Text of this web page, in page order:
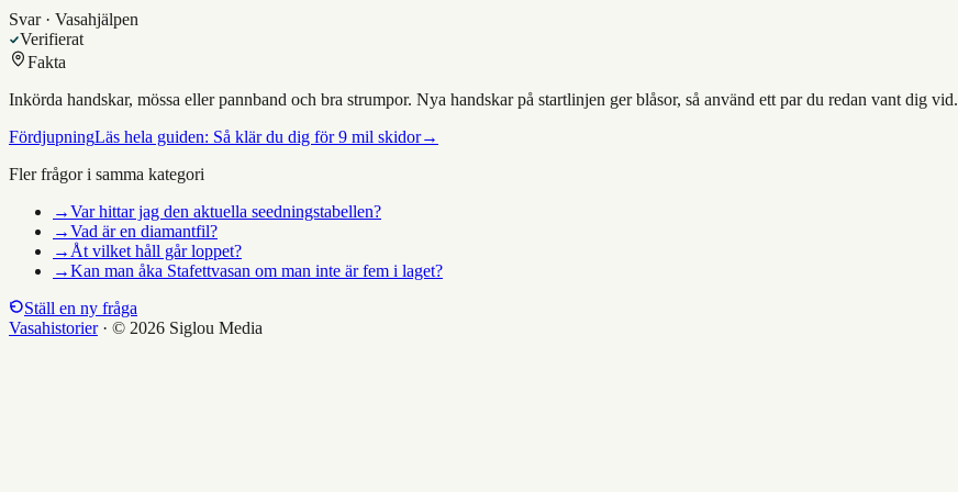
Svar · Vasahjälpen
Verifierat
Fakta
Inkörda handskar, mössa eller pannband och bra strumpor. Nya handskar på startlinjen ger blåsor, så använd ett par du redan vant dig vid.
FördjupningLäs hela guiden: Så klär du dig för 9 mil skidor→
Fler frågor i samma kategori
→Var hittar jag den aktuella seedningstabellen?
→Vad är en diamantfil?
→ Åt vilket håll går loppet?
→Kan man åka Stafettvasan om man inte är fem i laget?
Ställ en ny fråga
Vasahistorier· © 2026 Siglou Media